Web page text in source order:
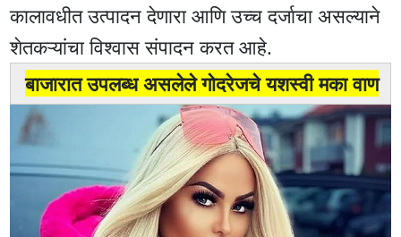
कालावधीत उत्पादन देणारा आणि उच्च दर्जाचा असल्याने
शेतकऱ्यांचा विश्वास संपादन करत आहे.
बाजारात उपलब्ध असलेले गोदरेजचे यशस्वी मका वाण